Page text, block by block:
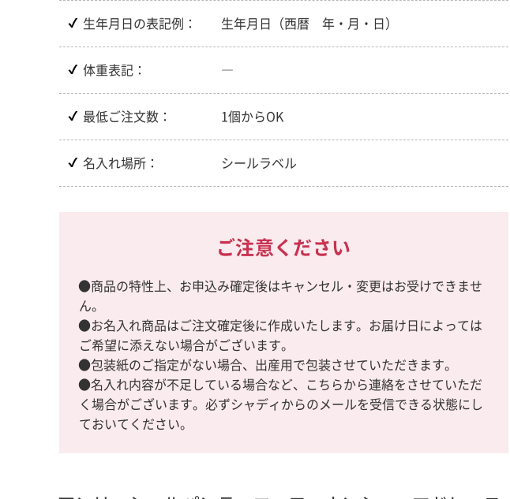
生年月日の表記例： 生年月日（西暦 年・月・日）
体重表記： ―
最低ご注文数： 1個からOK
名入れ場所： シールラベル
ご注意ください
●商品の特性上、お申込み確定後はキャンセル・変更はお受けできませ
ん。
●お名入れ商品はご注文確定後に作成いたします。お届け日によっては
ご希望に添えない場合がございます。
●包装紙のご指定がない場合、出産用で包装させていただきます。
●名入れ内容が不足している場合など、こちらから連絡をさせていただ
く場合がございます。必ずシャディからのメールを受信できる状態にし
ておいてください。